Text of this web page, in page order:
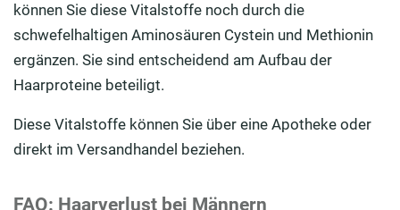
können Sie diese Vitalstoffe noch durch die
schwefelhaltigen Aminosäuren Cystein und Methionin
ergänzen. Sie sind entscheidend am Aufbau der
Haarproteine beteiligt.
Diese Vitalstoffe können Sie über eine Apotheke oder
direkt im Versandhandel beziehen.
FAQ: Haarverlust bei Männern